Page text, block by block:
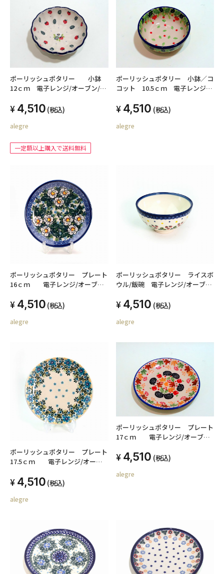
ポーリッシュポタリー 小鉢
12ｃｍ 電子レンジ/オーブン/食
4,510 (税込)
alegre
一定額以上購入で送料無料
ポーリッシュポタリー 小鉢／コ
コット 10.5ｃｍ 電子レンジ/
4,510 (税込)
alegre
ポーリッシュポタリー プレート
16ｃｍ 電子レンジ/オーブン/
4,510 (税込)
alegre
ポーリッシュポタリー ライスボ
ウル/飯碗 電子レンジ/オーブ
4,510 (税込)
alegre
ポーリッシュポタリー プレート
17.5ｃｍ 電子レンジ/オーブ
4,510 (税込)
alegre
ポーリッシュポタリー プレート
17ｃｍ 電子レンジ/オーブン/
4,510 (税込)
alegre